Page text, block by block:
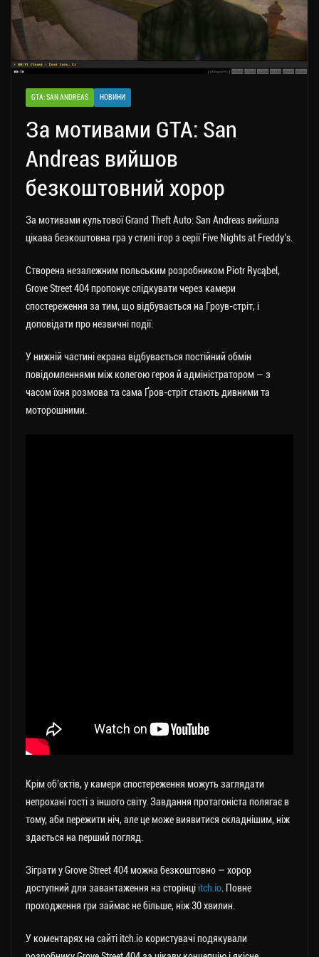
GTA: SAN ANDREAS НОВИНИ
За мотивами GTA: San
Andreas вийшов
безкоштовний хорор
За мотивами культової Grand Theft Auto: San Andreas вийшла
цікава безкоштовна гра у стилі ігор з серії Five Nights at Freddy’s.
Створена незалежним польським розробником Piotr Rycąbel,
Grove Street 404 пропонує слідкувати через камери
спостереження за тим, що відбувається на Гроув-стріт, і
доповідати про незвичні події.
У нижній частині екрана відбувається постійний обмін
повідомленнями між колегою героя й адміністратором — з
часом їхня розмова та сама Ґров-стріт стають дивними та
моторошними.
Крім об’єктів, у камери спостереження можуть заглядати
непрохані гості з іншого світу. Завдання протагоніста полягає в
тому, аби пережити ніч, але це може виявитися складнішим, ніж
здається на перший погляд.
Зіграти у Grove Street 404 можна безкоштовно — хорор
доступний для завантаження на сторінці itch.io. Повне
проходження гри займає не більше, ніж 30 хвилин.
У коментарях на сайті itch.io користувачі подякували